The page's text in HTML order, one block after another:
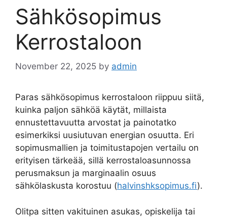
Sähkösopimus
Kerrostaloon
November 22, 2025 by admin
Paras sähkösopimus kerrostaloon riippuu siitä,
kuinka paljon sähköä käytät, millaista
ennustettavuutta arvostat ja painotatko
esimerkiksi uusiutuvan energian osuutta. Eri
sopimusmallien ja toimitustapojen vertailu on
erityisen tärkeää, sillä kerrostaloasunnossa
perusmaksun ja marginaalin osuus
sähkölaskusta korostuu (halvinshksopimus.fi).
Olitpa sitten vakituinen asukas, opiskelija tai